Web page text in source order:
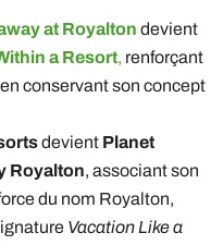
at Royalton devient
a Resort, renforçant
conservant son concept
devient Planet
Royalton, associant son
du nom Royalton,
Vacation Like a